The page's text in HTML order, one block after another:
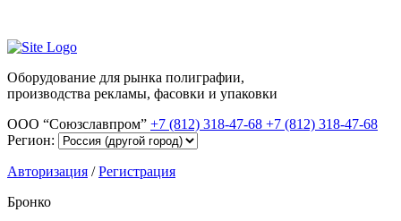
Оборудование для рынка полиграфии,
производства рекламы, фасовки и упаковки
ООО “Союзславпром” +7 (812) 318-47-68 +7 (812) 318-47-68
Регион:
Авторизация /Регистрация
Бронко